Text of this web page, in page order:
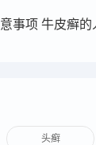
事项 牛皮癣的
头癣